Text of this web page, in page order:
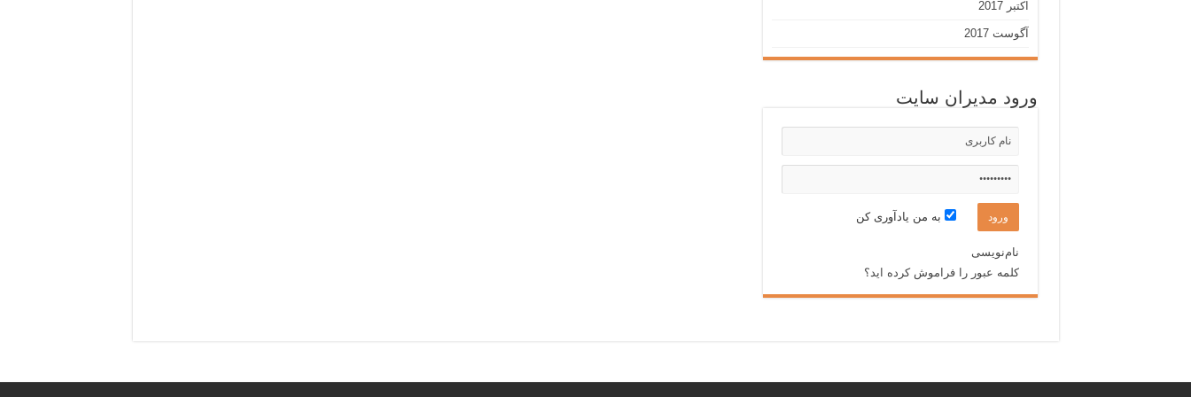
اکتبر 2017
آگوست 2017
ورود مدیران سایت
به من یادآوری کن
نام‌نویسی
کلمه عبور را فراموش کرده اید؟